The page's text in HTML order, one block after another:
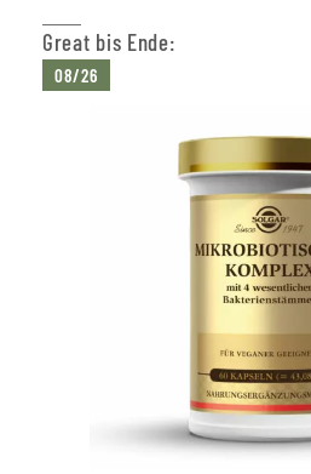
Great bis Ende:
08/26